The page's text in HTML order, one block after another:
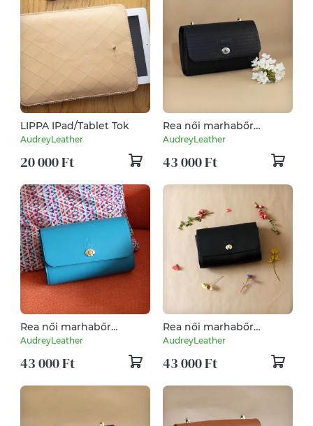
LIPPA IPad/Tablet Tok
AudreyLeather
20 000 Ft
Rea női marhabőr
válltáska fekete nyomott
mintával
AudreyLeather
43 000 Ft
Rea női marhabőr
válltáska
AudreyLeather
43 000 Ft
Rea női marhabőr
válltáska
AudreyLeather
43 000 Ft